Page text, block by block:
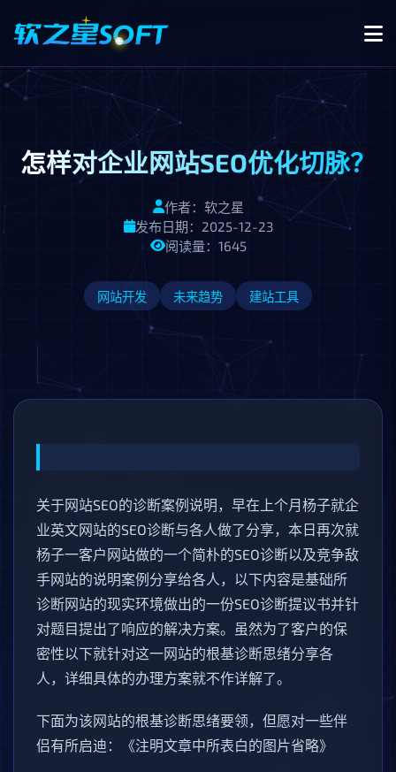
怎样对企业网站SEO优化切脉？
作者：软之星
发布日期：2025-12-23
阅读量：1645
网站开发 未来趋势 建站工具
关于网站SEO的诊断案例说明，早在上个月杨子就企
业英文网站的SEO诊断与各人做了分享，本日再次就
杨子一客户网站做的一个简朴的SEO诊断以及竞争敌
手网站的说明案例分享给各人，以下内容是基础所
诊断网站的现实环境做出的一份SEO诊断提议书并针
对题目提出了响应的解决方案。虽然为了客户的保
密性以下就针对这一网站的根基诊断思绪分享各
人，详细具体的办理方案就不作详解了。
下面为该网站的根基诊断思绪要领，但愿对一些伴
侣有所启迪：《注明文章中所表白的图片省略》